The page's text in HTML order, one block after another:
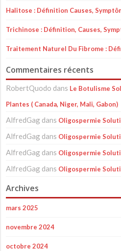
Halitose : Définition Causes,
Trichinose : Définition, Causes,
Traitement Naturel Du Fibrome :
Commentaires récents
RobertQuodo dans Le Botulisme
Plantes ( Canada, Niger, Mali, Gabon)
AlfredGag dans Oligospermie
AlfredGag dans Oligospermie
AlfredGag dans Oligospermie
AlfredGag dans Oligospermie
Archives
mars 2025
novembre 2024
octobre 2024